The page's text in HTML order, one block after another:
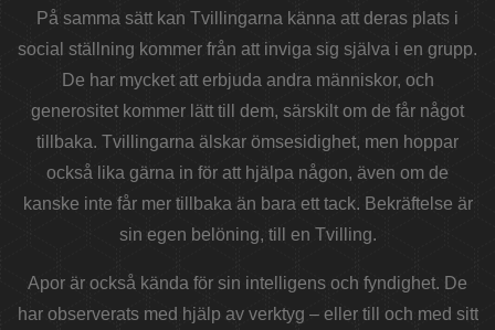
På samma sätt kan Tvillingarna känna att deras plats i
social ställning kommer från att inviga sig själva i en grupp.
De har mycket att erbjuda andra människor, och
generositet kommer lätt till dem, särskilt om de får något
tillbaka. Tvillingarna älskar ömsesidighet, men hoppar
också lika gärna in för att hjälpa någon, även om de
kanske inte får mer tillbaka än bara ett tack. Bekräftelse är
sin egen belöning, till en Tvilling.
Apor är också kända för sin intelligens och fyndighet. De
har observerats med hjälp av verktyg – eller till och med sitt